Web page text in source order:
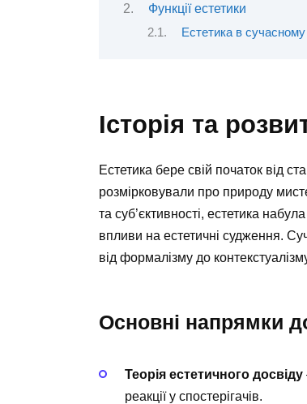
Функції естетики
Естетика в сучасному
Історія та
Естетика бере свій початок від
розмірковували про природу
та суб’єктивності, естетика
впливи на естетичні судження.
від формалізму до
Основні напрямки
Теорія естетичного досвіду
реакції у спостерігачів.